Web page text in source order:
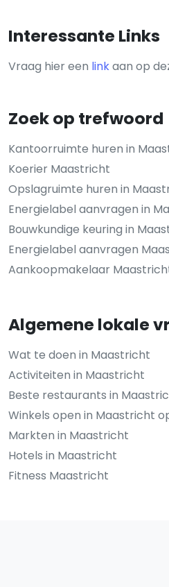
Interessante Links
Vraag hier een linkaan op
Zoek op trefwoord
Kantoorruimte huren in
Koerier Maastricht
Opslagruimte huren in
Energielabel aanvragen in
Bouwkundige keuring in
Energielabel aanvragen
Aankoopmakelaar
Algemene lokale
Wat te doen in Maastricht
Activiteiten in Maastricht
Beste restaurants in
Winkels open in Maastricht
Markten in Maastricht
Hotels in Maastricht
Fitness Maastricht